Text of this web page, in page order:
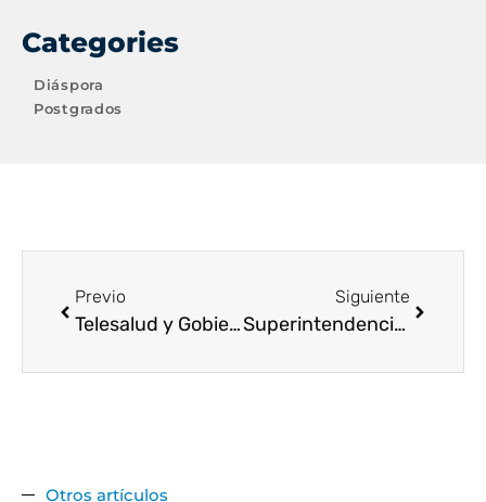
Categories
Diáspora
Postgrados
Previo
Telesalud y Gobierno de Caldas llevarán telemedicina a las veredas más lejanas con conectividad satelital
Siguiente
Superintendencia de Industria y Comercio otorgó registro de marca: “Diáspora – Central Virtual de Aprendizaje”
Otros artículos